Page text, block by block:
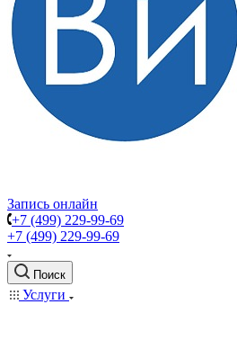
Запись онлайн
+7 (499) 229-99-69
+7 (499) 229-99-69
Поиск
Услуги